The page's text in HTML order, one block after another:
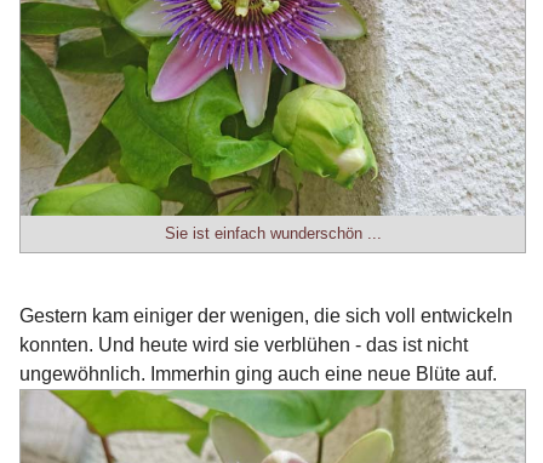
Sie ist einfach wunderschön ...
Gestern kam einiger der wenigen, die sich voll entwickeln
konnten. Und heute wird sie verblühen - das ist nicht
ungewöhnlich. Immerhin ging auch eine neue Blüte auf.